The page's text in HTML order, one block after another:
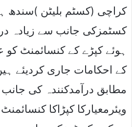
کراچی (کسٹم بلیٹن )سندھ
کسٹمزکی جانب سے زیادہ
ہوئے کپڑے کے کنسائمنٹ
کے احکامات جاری کردیئے
مطابق درآمدکنندہ کی
ویئرمعیارکا کپڑاکا